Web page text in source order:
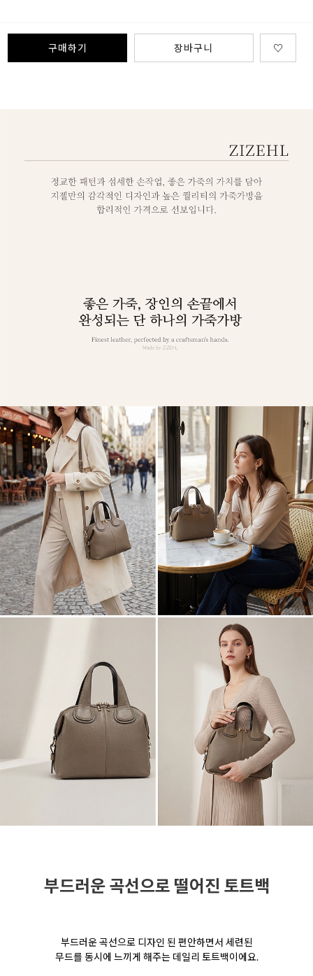
구매하기 장바구니 ♡
부드러운 곡선으로 떨어진 토트백
부드러운 곡선으로 디자인 된 편안하면서 세련된
무드를동시에 느끼게 해주는 데일리 토트백이에요.